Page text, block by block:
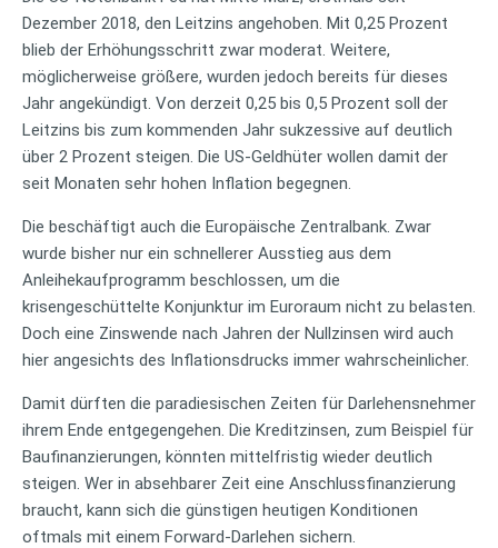
Dezember 2018, den Leitzins angehoben. Mit 0,25 Prozent
blieb der Erhöhungsschritt zwar moderat. Weitere,
möglicherweise größere, wurden jedoch bereits für dieses
Jahr angekündigt. Von derzeit 0,25 bis 0,5 Prozent soll der
Leitzins bis zum kommenden Jahr sukzessive auf deutlich
über 2 Prozent steigen. Die US-Geldhüter wollen damit der
seit Monaten sehr hohen Inflation begegnen.
Die beschäftigt auch die Europäische Zentralbank. Zwar
wurde bisher nur ein schnellerer Ausstieg aus dem
Anleihekaufprogramm beschlossen, um die
krisengeschüttelte Konjunktur im Euroraum nicht zu belasten.
Doch eine Zinswende nach Jahren der Nullzinsen wird auch
hier angesichts des Inflationsdrucks immer wahrscheinlicher.
Damit dürften die paradiesischen Zeiten für Darlehensnehmer
ihrem Ende entgegengehen. Die Kreditzinsen, zum Beispiel für
Baufinanzierungen, könnten mittelfristig wieder deutlich
steigen. Wer in absehbarer Zeit eine Anschlussfinanzierung
braucht, kann sich die günstigen heutigen Konditionen
oftmals mit einem Forward-Darlehen sichern.